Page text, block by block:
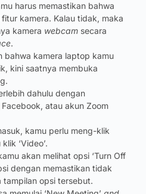
harus memastikan bahwa
kamera. Kalau tidak, maka
kamera webcamsecara
.
bahwa kamera laptop kamu
kini saatnya membuka
dahulu dengan
atau akun Zoom
kamu perlu meng-klik
‘Video’.
akan melihat opsi ‘Turn Off
dengan memastikan tidak
tampilan opsi tersebut.